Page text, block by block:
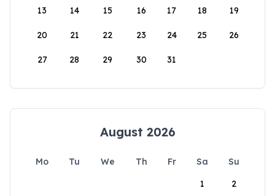
13 14 15 16 17 18 19
20 21 22 23 24 25 26
27 28 29 30 31
August 2026
Mo Tu We Th Fr Sa
Su
1
2